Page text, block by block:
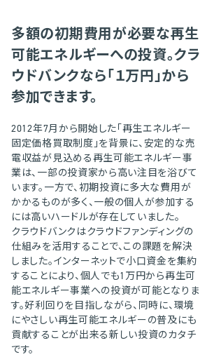
多額の初期費用が必要な再生
可能エネルギーへの投資。クラ
ウドバンクなら「１万円」から
参加できます。
2012年7月から開始した「再生エネルギー
固定価格買取制度」を背景に、安定的な売
電収益が見込める再生可能エネルギー事
業は、一部の投資家から高い注目を浴びて
います。一方で、初期投資に多大な費用が
かかるものが多く、一般の個人が参加する
には高いハードルが存在していました。
クラウドバンクはクラウドファンディングの
仕組みを活用することで、この課題を解決
しました。インターネットで小口資金を集約
することにより、個人でも1万円から再生可
能エネルギー事業への投資が可能となりま
す。好利回りを目指しながら、同時に、環境
にやさしい再生可能エネルギーの普及にも
貢献することが出来る新しい投資のカタチ
です。